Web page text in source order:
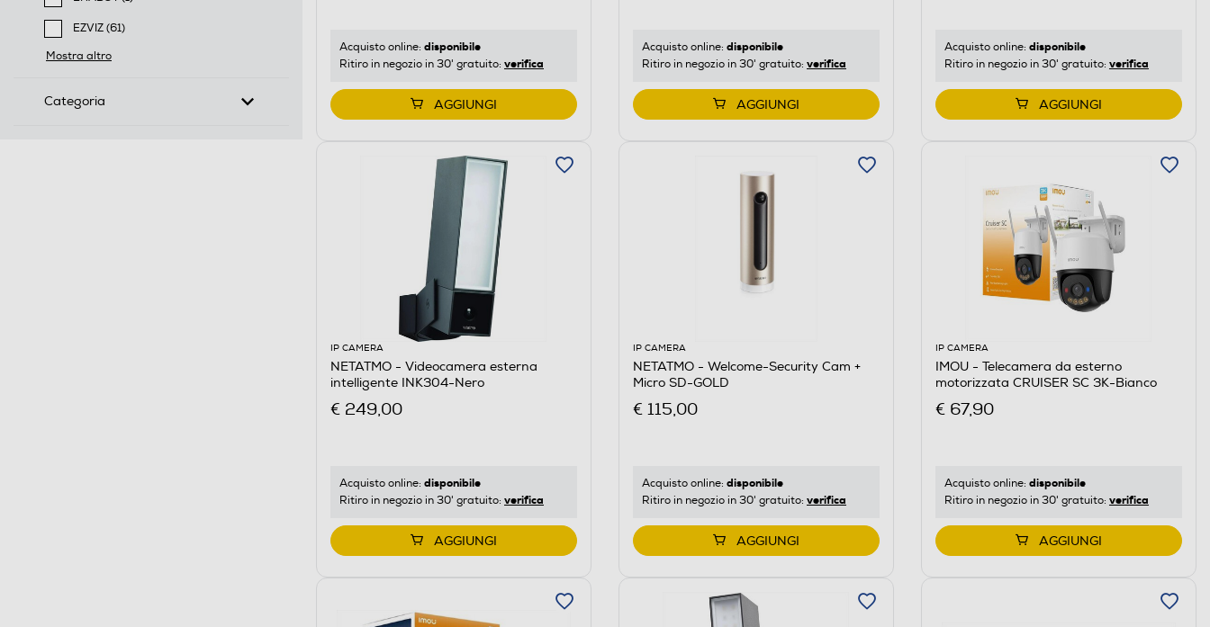
Filtra per Marca: ENABOT
EZVIZ (61)
Filtra per Marca: EZVIZ
Mostra altro
Categoria
Acquisto online: disponibile
Ritiro in negozio in 30' gratuito: verifica
AGGIUNGI
Acquisto online: disponibile
Ritiro in negozio in 30' gratuito: verifica
AGGIUNGI
Acquisto online: disponibile
Ritiro in negozio in 30' gratuito: verifica
AGGIUNGI
IP CAMERA
NETATMO - Videocamera esterna
intelligente INK304-Nero
€ 249,00
Acquisto online: disponibile
Ritiro in negozio in 30' gratuito: verifica
AGGIUNGI
IP CAMERA
NETATMO - Welcome-Security Cam +
Micro SD-GOLD
€ 115,00
Acquisto online: disponibile
Ritiro in negozio in 30' gratuito: verifica
AGGIUNGI
IP CAMERA
IMOU - Telecamera da esterno
motorizzata CRUISER SC 3K-Bianco
€ 67,90
Acquisto online: disponibile
Ritiro in negozio in 30' gratuito: verifica
AGGIUNGI